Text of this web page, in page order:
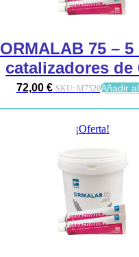
ORMALAB 75 – 5
catalizadores de
72,00 € SKU: M7520Añadir
¡Oferta!